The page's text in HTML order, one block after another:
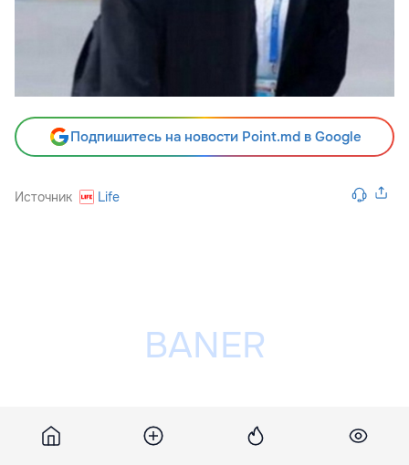
Подпишитесь на новости Point.md в Google
Источник Life